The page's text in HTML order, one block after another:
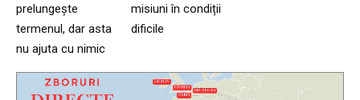
prelungește
termenul, dar asta
nu ajuta cu nimic
misiuni în condiții
dificile